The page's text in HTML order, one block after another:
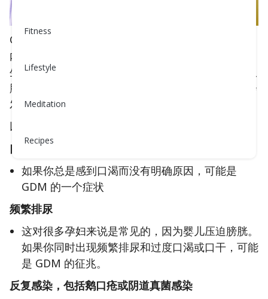
Fitness
Lifestyle
Meditation
Recipes
GDM 发生在你的身体无法将血糖控制在健康范围
内。这通常与
生这种情况。大多数孕妇能产生足够的胰岛素来克服
胰岛素抵抗。然而，那些无法补偿胰岛素抵抗的人会
发展成 GDM。
以下是一些常见的
口渴和口干
如果你总是感到口渴而没有明确原因，可能是
GDM 的一个症状
频繁排尿
这对很多孕妇来说是常见的，因为婴儿压迫膀胱。
如果你同时出现频繁排尿和过度口渴或口干，可能
是 GDM 的征兆。
反复感染，包括鹅口疮或阴道真菌感染